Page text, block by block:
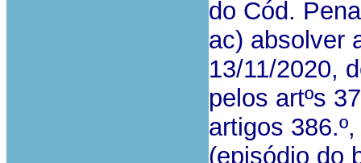
do Cód.
ac) absolver
13/11/2020,
pelos artºs
artigos
(episódio do